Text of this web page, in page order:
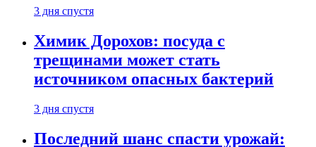
3 дня спустя
Химик Дорохов: посуда с
трещинами может стать
источником опасных бактерий
3 дня спустя
Последний шанс спасти урожай: